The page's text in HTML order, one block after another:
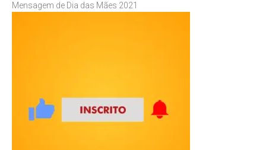
Mensagem de Dia das Mães 2021